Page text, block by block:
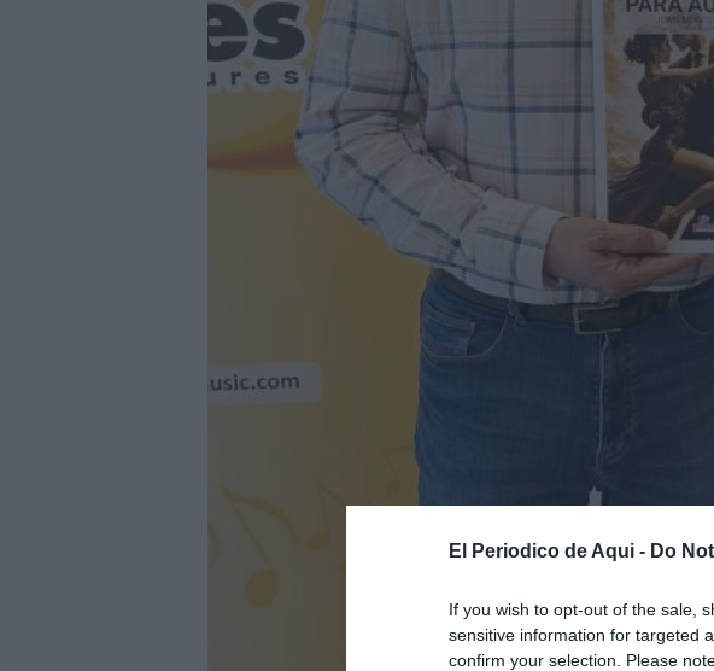
El Periodico de Aqui - Do
If you wish to opt-out of the sale,
sensitive information for targeted
confirm your selection. Please